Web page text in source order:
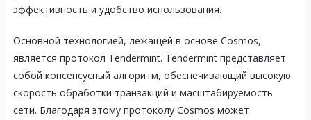
эффективность и удобство использования.
Основной технологией, лежащей в основе Cosmos,
является протокол Tendermint. Tendermint представляет
собой консенсусный алгоритм, обеспечивающий высокую
скорость обработки транзакций и масштабируемость
сети. Благодаря этому протоколу Cosmos может